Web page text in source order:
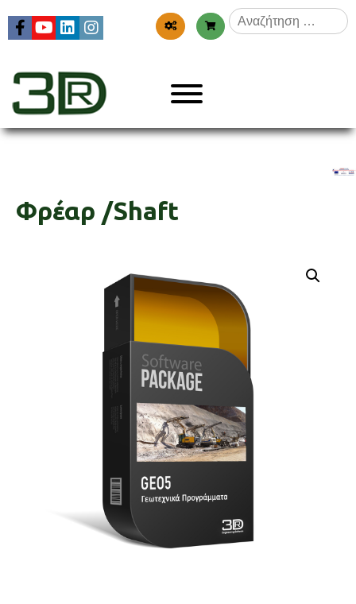
Αναζήτηση
για:
3dr
Φρέαρ /Shaft